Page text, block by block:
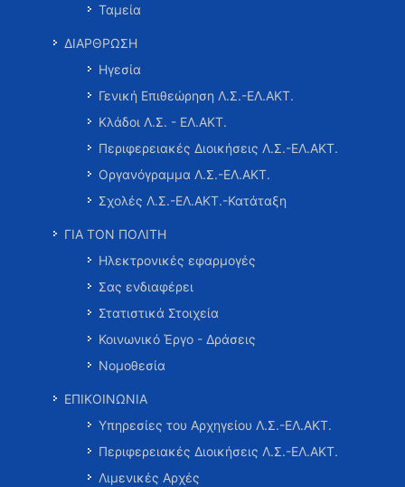
Ταμεία
ΔΙΑΡΘΡΩΣΗ
Ηγεσία
Γενική Επιθεώρηση Λ.Σ.-ΕΛ.ΑΚΤ.
Κλάδοι Λ.Σ. - ΕΛ.ΑΚΤ.
Περιφερειακές Διοικήσεις Λ.Σ.-ΕΛ.ΑΚΤ.
Οργανόγραμμα Λ.Σ.-ΕΛ.ΑΚΤ.
Σχολές Λ.Σ.-ΕΛ.ΑΚΤ.-Κατάταξη
ΓΙΑ ΤΟΝ ΠΟΛΙΤΗ
Ηλεκτρονικές εφαρμογές
Σας ενδιαφέρει
Στατιστικά Στοιχεία
Κοινωνικό Έργο - Δράσεις
Νομοθεσία
ΕΠΙΚΟΙΝΩΝΙΑ
Υπηρεσίες του Αρχηγείου Λ.Σ.-ΕΛ.ΑΚΤ.
Περιφερειακές Διοικήσεις Λ.Σ.-ΕΛ.ΑΚΤ.
Λιμενικές Αρχές